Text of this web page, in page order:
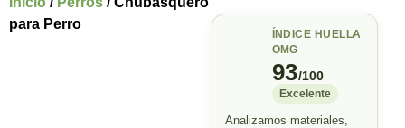
para Perro
ÍNDICE HUELLA
OMG
93/100
Excelente
Analizamos materiales,